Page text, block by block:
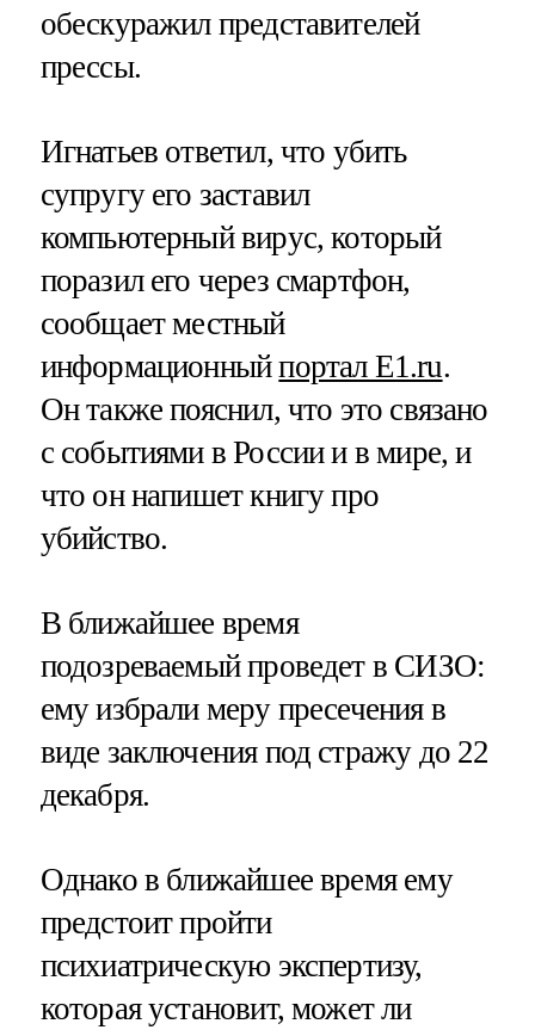
обескуражил представителей
прессы.
Игнатьев ответил, что убить
супругу его заставил
компьютерный вирус, который
поразил его через смартфон,
сообщает местный
информационныйпортал E1.ru.
Он также пояснил, что это связано
с событиями в России и в мире, и
что он напишет книгу про
убийство.
В ближайшее время
подозреваемый проведет в СИЗО:
ему избрали меру пресечения в
виде заключения под стражу до 22
декабря.
Однако в ближайшее время ему
предстоит пройти
психиатрическую экспертизу,
которая установит, может ли